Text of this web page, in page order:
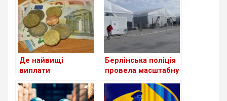
стосується це
українців?
Де найвищі
виплати
біженцям серед
Берлінська поліція
провела масштабну
для біженців з